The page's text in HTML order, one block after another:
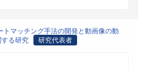
トマッチング手法の開発と動画像の動
する研究
研究代表者